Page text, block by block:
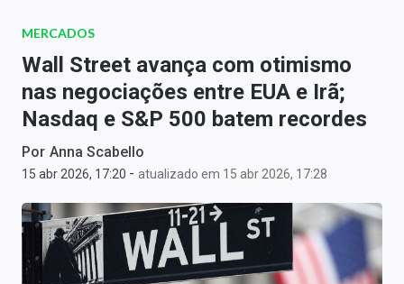
Newsletters
Money Trader
Anuncie
Últimas Notícias
Newsletters
Cotações
MERCADOS
Wall Street avança com otimismo
nas negociações entre EUA e Irã;
Nasdaq e S&P 500 batem recordes
Por Anna Scabello
15 abr 2026, 17:20 - atualizado em 15 abr 2026, 17:28